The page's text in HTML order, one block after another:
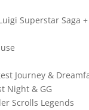
Superstar Saga
Journey &
Night & GG
Scrolls Legends